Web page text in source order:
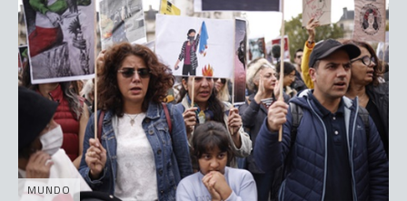
MUNDO